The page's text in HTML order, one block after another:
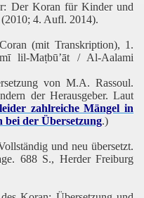
Der Koran für Kinder und
4. Aufl. 2014).
(mit Transkription), 1.
lil-Maṭbū’āt / Al-Aalami
von M.A. Rassoul.
der Herausgeber. Laut
leider zahlreiche Mängel in
der Übersetzung.)
und neu übersetzt.
688 S., Herder Freiburg